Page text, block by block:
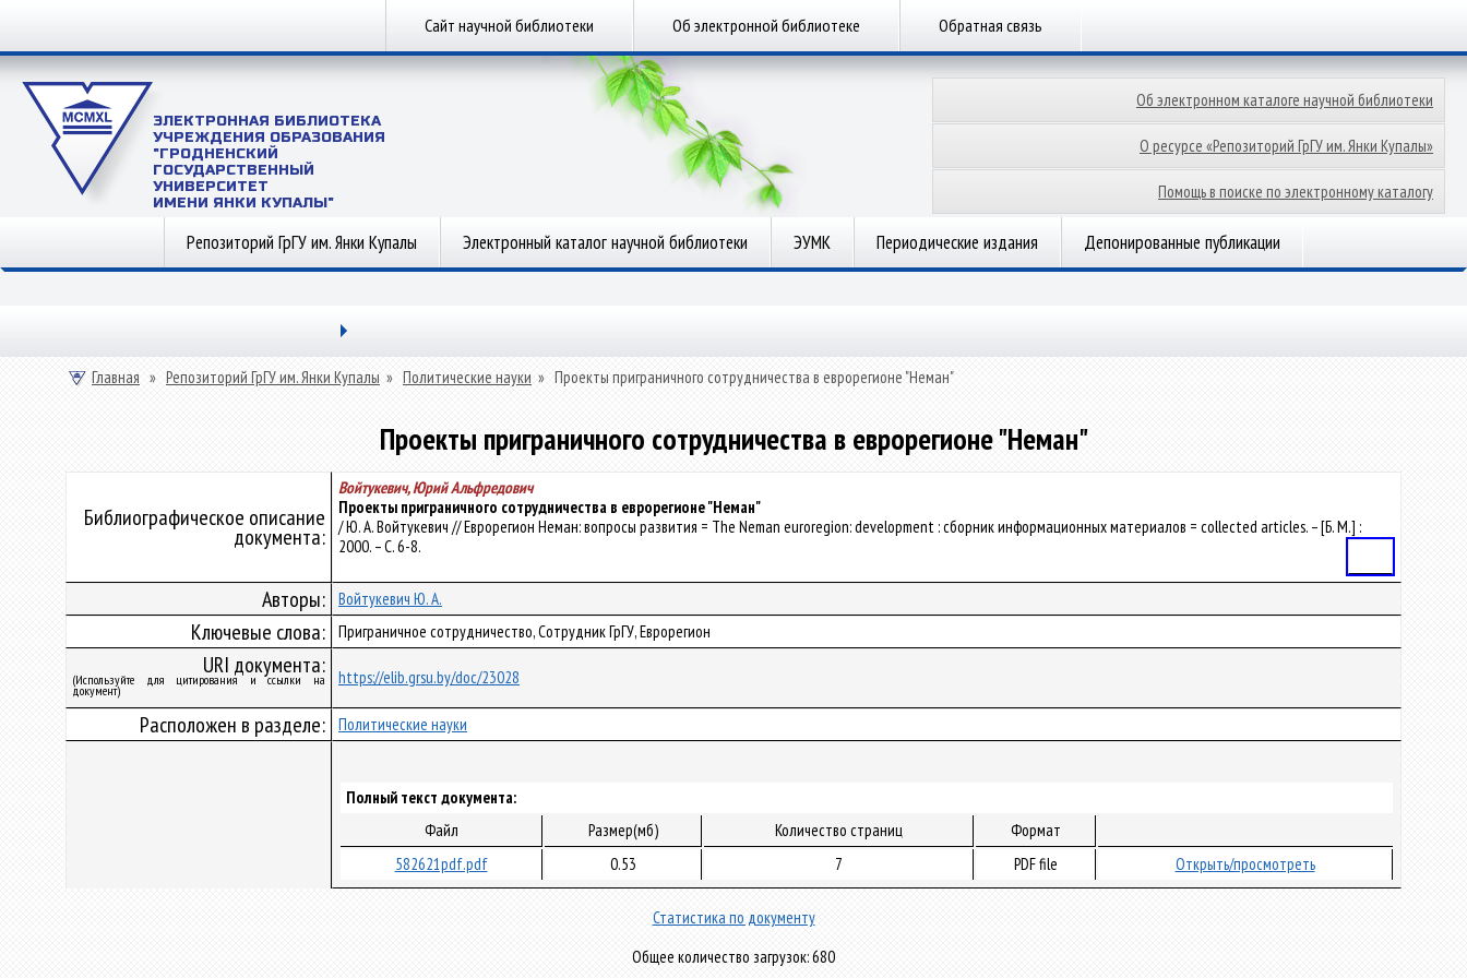
Сайт научной библиотеки Об электронной библиотеке Обратная связь
ЭЛЕКТРОННАЯ БИБЛИОТЕКА
УЧРЕЖДЕНИЯ ОБРАЗОВАНИЯ
"ГРОДНЕНСКИЙ
ГОСУДАРСТВЕННЫЙ
УНИВЕРСИТЕТ
ИМЕНИ ЯНКИ КУПАЛЫ"
Об электронном каталоге научной библиотеки
О ресурсе «Репозиторий ГрГУ им. Янки Купалы»
Помощь в поиске по электронному каталогу
Репозиторий ГрГУ им. Янки Купалы Электронный каталог научной библиотеки ЭУМК Периодические издания Депонированные публикации
Главная » Репозиторий ГрГУ им. Янки Купалы » Политические науки » Проекты приграничного сотрудничества в еврорегионе "Неман"
Проекты приграничного сотрудничества в еврорегионе "Неман"
Библиографическое описание
документа:
Войтукевич, Юрий Альфредович
Проекты приграничного сотрудничества в еврорегионе "Неман"
/ Ю. А. Войтукевич // Еврорегион Неман: вопросы развития = The Neman euroregion: development : сборник информационных материалов = collected articles. – [Б. М.] :
2000. – С. 6-8.
Авторы: Войтукевич Ю. А.
Ключевые слова: Приграничное сотрудничество, Сотрудник ГрГУ, Еврорегион
URI документа:
(Используйте для цитирования и ссылки на
документ)
https://elib.grsu.by/doc/23028
Расположен в разделе: Политические науки
Полный текст документа:
Файл
Размер(мб) Количество страниц
Формат
582621pdf.pdf
0.53 7 PDF file Открыть/просмотреть
Статистика по документу
Общее количество загрузок: 680